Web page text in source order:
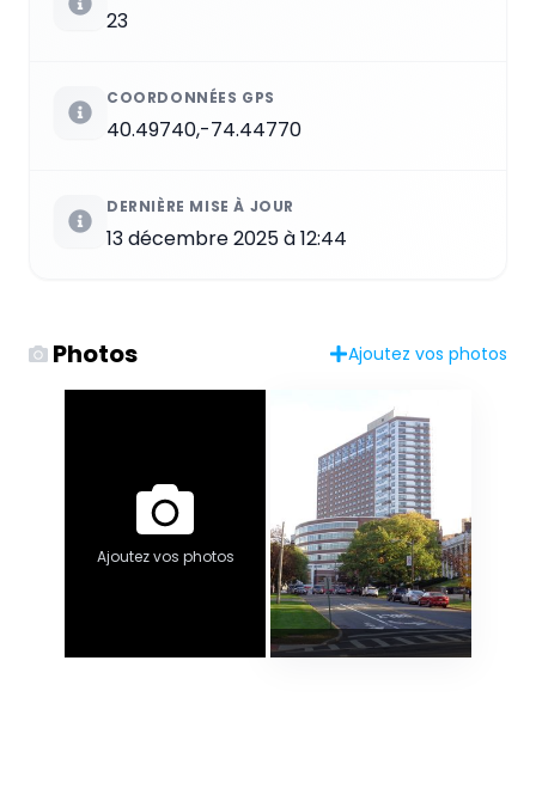
23
COORDONNÉES GPS
40.49740,-74.44770
DERNIÈRE MISE À JOUR
13 décembre 2025 à 12:44
Photos Ajoutez vos photos
Ajoutez vos photos